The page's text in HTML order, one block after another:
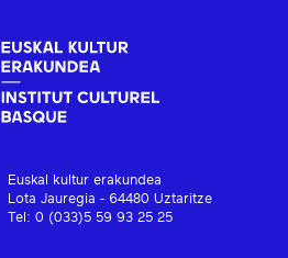
Euskal kultur erakundea
Lota Jauregia - 64480 Uztaritze
Tel: 0 (033)5 59 93 25 25